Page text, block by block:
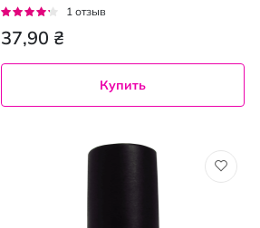
Рейтинг:
1 отзыв
37,90 ₴
Купить